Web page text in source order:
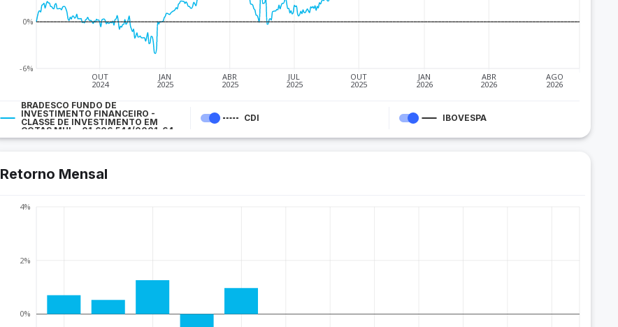
OUT
2024
JAN
2025
ABR
2025
JUL
2025
OUT
2025
JAN
2026
ABR
2026
AGO
2026
-6%
0%
BRADESCO FUNDO DE
INVESTIMENTO FINANCEIRO -
CLASSE DE INVESTIMENTO EM
COTAS MUL - 01.606.544/0001-64
CDI IBOVESPA
Retorno Mensal
0%
2%
4%